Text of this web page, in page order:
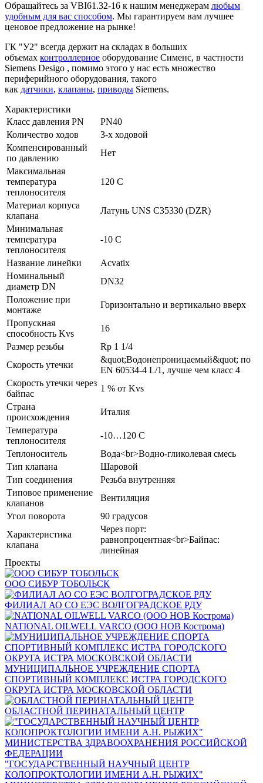
Обращайтесь за VBI61.32-16 к нашим менеджерам любым
удобным для вас способом. Мы гарантируем вам лучшее
ценовое предложение на рынке!
ГК "У2" всегда держит на складах в больших
объемах контроллерное оборудование Сименс, в частности
Siemens Desigo , помимо этого у нас есть множество
периферийного оборудования, такого
как датчики, клапаны, приводы Siemens.
Характеристики
Класс давления PN
PN40
Количество ходов
3-х ходовой
Компенсированный
по давлению
Нет
Максимальная
температура
теплоносителя
120 C
Материал корпуса
клапана
Латунь UNS C35330 (DZR)
Минимальная
температура
теплоносителя
-10 C
Название линейки
Acvatix
Номинальный
диаметр DN
DN32
Положение при
монтаже
Горизонтально и вертикально вверх
Пропускная
способность Kvs
16
Размер резьбы
Rp 1 1/4
Скорость утечки
&quot;Водонепроницаемый&quot; по
EN 60534-4 L/1, лучше чем класс 4
Скорость утечки через
байпас
1 % от Kvs
Страна
происхождения
Италия
Температура
теплоносителя
-10…120 C
Теплоноситель
Вода<br>Водно-гликолевая смесь
Тип клапана
Шаровой
Тип соединения
Резьба внутренняя
Типовое применение
клапанов
Вентиляция
Угол поворота
90 градусов
Характеристика
клапана
Через порт:
равнопроцентная<br>Байпас:
линейная
Проекты
ООО СИБУР ТОБОЛЬСК
ФИЛИАЛ АО СО ЕЭС ВОЛГОГРАДСКОЕ РДУ
NATIONAL OILWELL VARCO (ООО НОВ Кострома)
МУНИЦИПАЛЬНОЕ УЧРЕЖДЕНИЕ СПОРТА
СПОРТИВНЫЙ КОМПЛЕКС ИСТРА ГОРОДСКОГО
ОКРУГА ИСТРА МОСКОВСКОЙ ОБЛАСТИ
ОБЛАСТНОЙ ПЕРИНАТАЛЬНЫЙ ЦЕНТР
"ГОСУДАРСТВЕННЫЙ НАУЧНЫЙ ЦЕНТР
КОЛОПРОКТОЛОГИИ ИМЕНИ А.Н. РЫЖИХ"